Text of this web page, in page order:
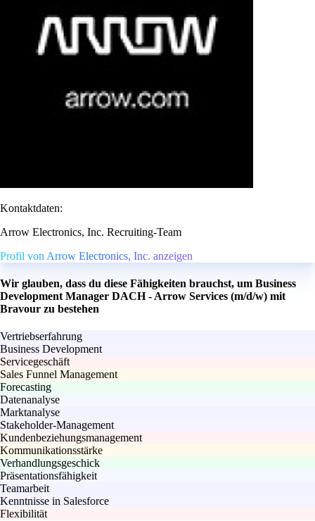
Kontaktdaten:
Arrow Electronics, Inc. Recruiting-Team
Profil von Arrow Electronics, Inc. anzeigen
Wir glauben, dass du diese Fähigkeiten brauchst, um Business
Development Manager DACH - Arrow Services (m/d/w) mit
Bravour zu bestehen
Vertriebserfahrung
Business Development
Servicegeschäft
Sales Funnel Management
Forecasting
Datenanalyse
Marktanalyse
Stakeholder-Management
Kundenbeziehungsmanagement
Kommunikationsstärke
Verhandlungsgeschick
Präsentationsfähigkeit
Teamarbeit
Kenntnisse in Salesforce
Flexibilität